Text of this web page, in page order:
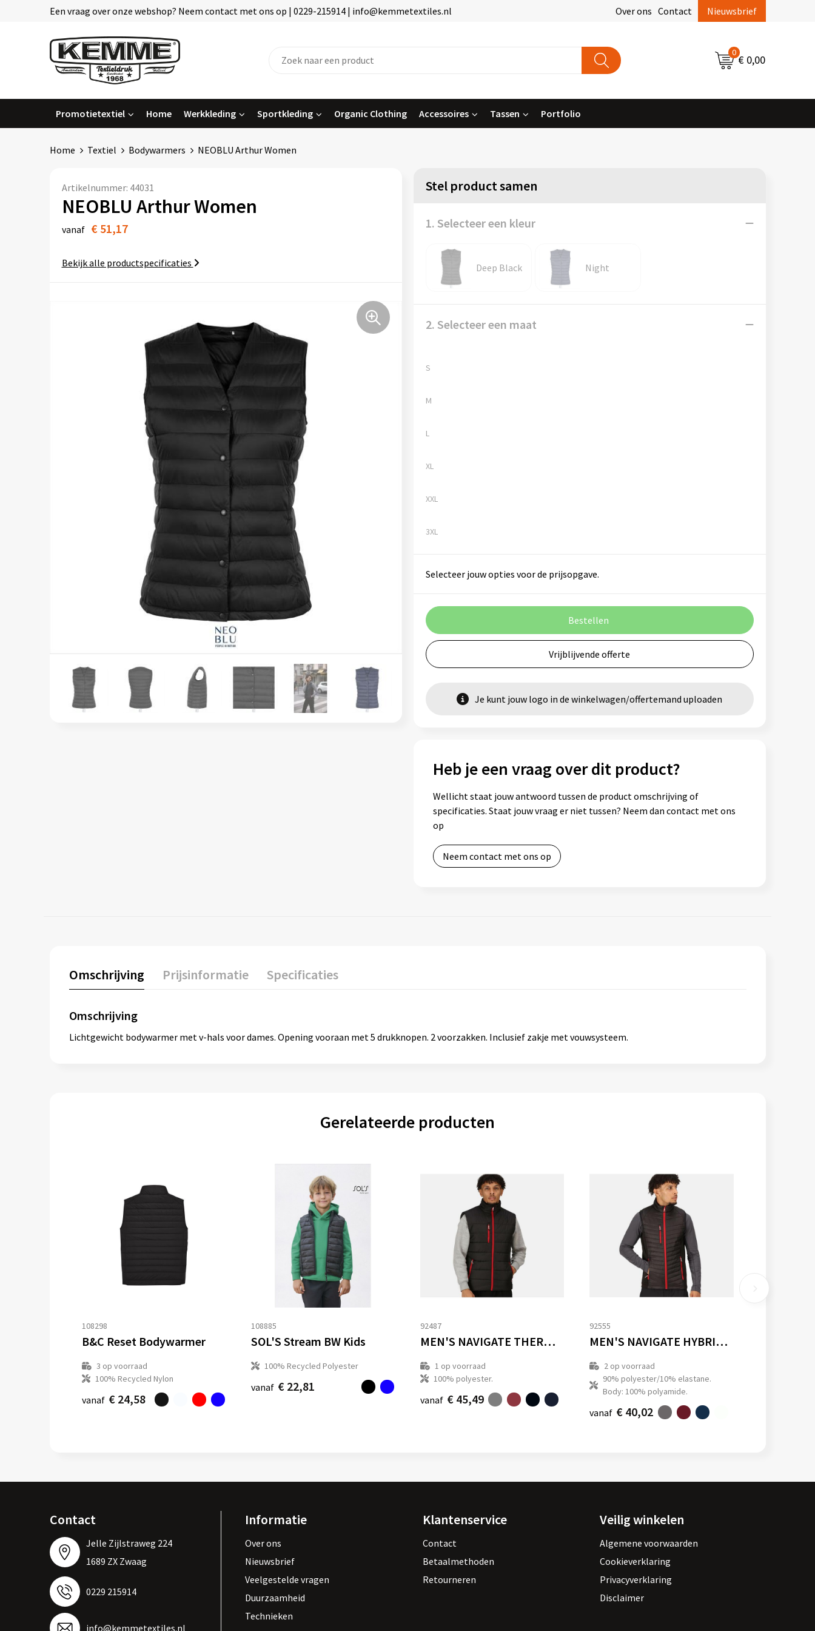
Een vraag over onze webshop? Neem contact met ons op | 0229-215914 | info@kemmetextiles.nl Over ons Contact Nieuwsbrief
0
€ 0,00
Promotietextiel Home Werkkleding Sportkleding Organic Clothing Accessoires Tassen Portfolio
Home Textiel Bodywarmers NEOBLU Arthur Women
Artikelnummer: 44031
NEOBLU Arthur Women
vanaf € 51,17
Bekijk alle productspecificaties
Stel product samen
1. Selecteer een kleur
Deep Black Night
2. Selecteer een maat
S
M
L
XL
XXL
3XL
Selecteer jouw opties voor de prijsopgave.
Bestellen
Vrijblijvende offerte
Je kunt jouw logo in de winkelwagen/offertemand uploaden
Heb je een vraag over dit product?
Wellicht staat jouw antwoord tussen de product omschrijving of
specificaties. Staat jouw vraag er niet tussen? Neem dan contact met ons
op
Neem contact met ons op
Omschrijving Prijsinformatie Specificaties
Omschrijving
Lichtgewicht bodywarmer met v-hals voor dames. Opening vooraan met 5 drukknopen. 2 voorzakken. Inclusief zakje met vouwsysteem.
Gerelateerde producten
108298
B&C Reset Bodywarmer
3 op voorraad
100% Recycled Nylon
vanaf € 24,58
108885
SOL'S Stream BW Kids
100% Recycled Polyester
vanaf € 22,81
92487
MEN'S NAVIGATE THERMAL BODYWARMER
1 op voorraad
100% polyester.
vanaf € 45,49
92555
MEN'S NAVIGATE HYBRID BODYWARMER
2 op voorraad
90% polyester/10% elastane.
Body: 100% polyamide.
vanaf € 40,02
Contact
Jelle Zijlstraweg 224
1689 ZX Zwaag
0229 215914
info@kemmetextiles.nl
Informatie
Over ons
Nieuwsbrief
Veelgestelde vragen
Duurzaamheid
Technieken
Klantenservice
Contact
Betaalmethoden
Retourneren
Veilig winkelen
Algemene voorwaarden
Cookieverklaring
Privacyverklaring
Disclaimer